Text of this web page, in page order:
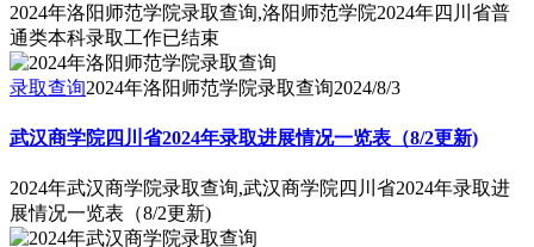
2024年洛阳师范学院录取查询,洛阳师范学院2024年四川省普
通类本科录取工作已结束
录取查询2024年洛阳师范学院录取查询2024/8/3
武汉商学院四川省2024年录取进展情况一览表（8/2更新)
2024年武汉商学院录取查询,武汉商学院四川省2024年录取进
展情况一览表（8/2更新)